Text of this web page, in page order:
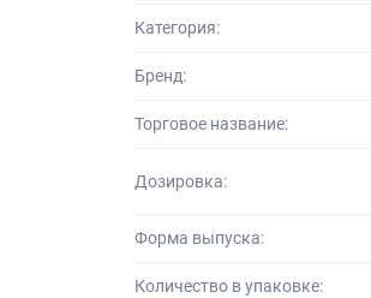
Категория:
Бренд:
Торговое название:
Дозировка:
Форма выпуска:
Количество в упаковке: